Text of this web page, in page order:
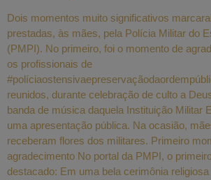
Dois momentos muito significativos
prestadas, às mães, pela Polícia Militar do
(PMPI). No primeiro, foi o momento de
os profissionais de
reunidos, durante celebração de culto a
banda de música daquela Instituição Militar
uma apresentação pública. Na ocasião,
receberam flores dos militares. Primeiro
agradecimento No portal da PMPI, o
destacado: Em uma bela cerimônia